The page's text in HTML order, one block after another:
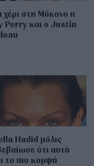
χέρι στη Μύκονο η
Perry και ο Justin
Hadid μόλις
ότι αυτή
το πιο κομψή